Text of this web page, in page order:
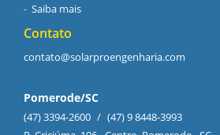
Saiba mais
Contato
contato@solarproengenharia.com
Pomerode/SC
(47) 3394-2600 / (47) 9 8448-3993